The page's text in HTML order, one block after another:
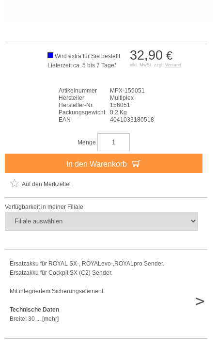
32,90 €
inkl. MwSt. zzgl. Versand
Wird extra für Sie bestellt
Lieferzeit ca. 5 bis 7 Tage*
Artikelnummer
MPX-156051
Hersteller
Multiplex
Hersteller-Nr.
156051
Packungsgewicht
0,2 Kg
EAN
4041033180518
Menge
In den Warenkorb
Auf den Merkzettel
Verfügbarkeit in meiner Filiale
Ersatzakku für ROYAL SX-, ROYALevo-,ROYALpro Sender.
Ersatzakku für Cockpit SX (C2) Sender.
Mit integriertem Sicherungselement
Technische Daten
Breite: 30 ... [mehr]
>